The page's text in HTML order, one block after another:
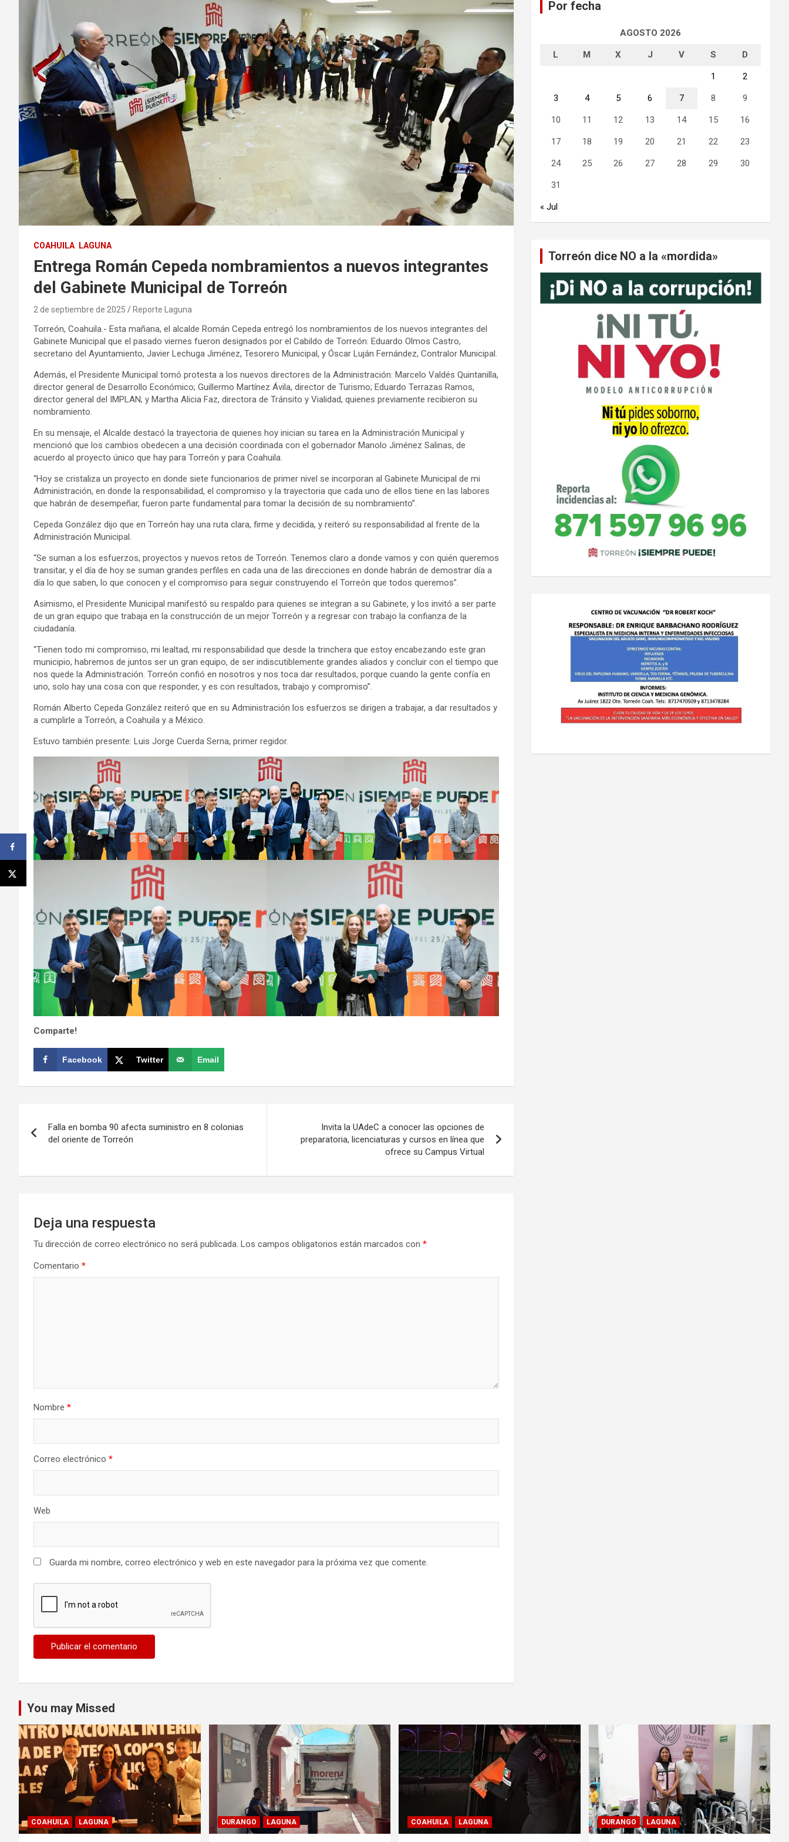
COAHUILA LAGUNA
Entrega Román Cepeda nombramientos a nuevos integrantes
del Gabinete Municipal de Torreón
2 de septiembre de 2025 Reporte Laguna
Torreón, Coahuila.- Esta mañana, el alcalde Román Cepeda entregó los nombramientos de los nuevos integrantes del
Gabinete Municipal que el pasado viernes fueron designados por el Cabildo de Torreón: Eduardo Olmos Castro,
secretario del Ayuntamiento, Javier Lechuga Jiménez, Tesorero Municipal, y Óscar Luján Fernández, Contralor Municipal.
Además, el Presidente Municipal tomó protesta a los nuevos directores de la Administración: Marcelo Valdés Quintanilla,
director general de Desarrollo Económico; Guillermo Martínez Ávila, director de Turismo; Eduardo Terrazas Ramos,
director general del IMPLAN; y Martha Alicia Faz, directora de Tránsito y Vialidad, quienes previamente recibieron su
nombramiento.
En su mensaje, el Alcalde destacó la trayectoria de quienes hoy inician su tarea en la Administración Municipal y
mencionó que los cambios obedecen a una decisión coordinada con el gobernador Manolo Jiménez Salinas, de
acuerdo al proyecto único que hay para Torreón y para Coahuila.
“Hoy se cristaliza un proyecto en donde siete funcionarios de primer nivel se incorporan al Gabinete Municipal de mi
Administración, en donde la responsabilidad, el compromiso y la trayectoria que cada uno de ellos tiene en las labores
que habrán de desempeñar, fueron parte fundamental para tomar la decisión de su nombramiento”.
Cepeda González dijo que en Torreón hay una ruta clara, firme y decidida, y reiteró su responsabilidad al frente de la
Administración Municipal.
“Se suman a los esfuerzos, proyectos y nuevos retos de Torreón. Tenemos claro a donde vamos y con quién queremos
transitar, y el día de hoy se suman grandes perfiles en cada una de las direcciones en donde habrán de demostrar día a
día lo que saben, lo que conocen y el compromiso para seguir construyendo el Torreón que todos queremos”.
Asimismo, el Presidente Municipal manifestó su respaldo para quienes se integran a su Gabinete, y los invitó a ser parte
de un gran equipo que trabaja en la construcción de un mejor Torreón y a regresar con trabajo la confianza de la
ciudadanía.
“Tienen todo mi compromiso, mi lealtad, mi responsabilidad que desde la trinchera que estoy encabezando este gran
municipio, habremos de juntos ser un gran equipo, de ser indiscutiblemente grandes aliados y concluir con el tiempo que
nos quede la Administración. Torreón confió en nosotros y nos toca dar resultados, porque cuando la gente confía en
uno, solo hay una cosa con que responder, y es con resultados, trabajo y compromiso”.
Román Alberto Cepeda González reiteró que en su Administración los esfuerzos se dirigen a trabajar, a dar resultados y
a cumplirle a Torreón, a Coahuila y a México.
Estuvo también presente: Luis Jorge Cuerda Serna, primer regidor.
Comparte!
Facebook Twitter Email
de
Falla en bomba 90 afecta suministro en 8 colonias
del oriente de Torreón
Invita la UAdeC a conocer las opciones de
preparatoria, licenciaturas y cursos en línea que
ofrece su Campus Virtual
Deja una respuesta
Tu dirección de correo electrónico no será publicada. Los campos obligatorios están marcados con *
Comentario *
Nombre *
Correo electrónico *
Web
Guarda mi nombre, correo electrónico y web en este navegador para la próxima vez que comente.
Por fecha
AGOSTO 2026
L M X J V S D
1 2
3 4 5 6 7 8 9
10 11 12 13 14 15 16
17 18 19 20 21 22 23
24 25 26 27 28 29 30
31
« Jul
Torreón dice NO a la «mordida»
You may Missed
COAHUILA LAGUNA DURANGO LAGUNA COAHUILA LAGUNA DURANGO LAGUNA